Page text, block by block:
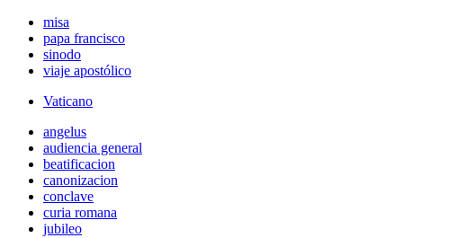
misa
papa francisco
sinodo
viaje apostólico
Vaticano
angelus
audiencia general
beatificacion
canonizacion
conclave
curia romana
jubileo